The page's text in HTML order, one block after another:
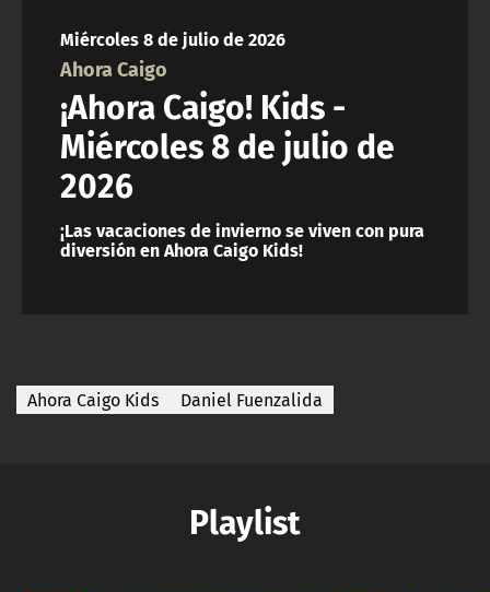
Miércoles 8 de julio de 2026
Ahora Caigo
¡Ahora Caigo! Kids -
Miércoles 8 de julio de
2026
¡Las vacaciones de invierno se viven con pura
diversión en Ahora Caigo Kids!
Ahora Caigo Kids Daniel Fuenzalida
Playlist